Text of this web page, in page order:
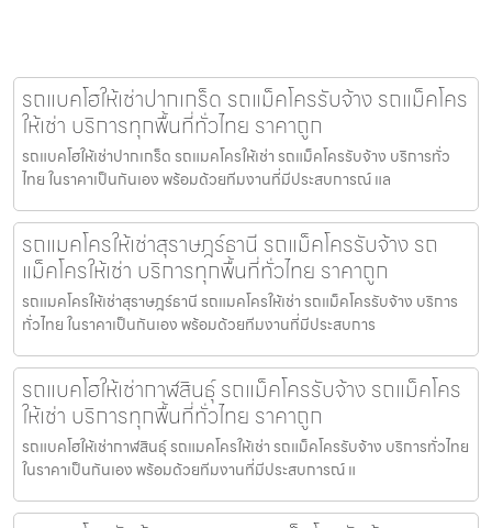
รถแบคโฮให้เช่าปากเกร็ด รถแม็คโครรับจ้าง รถแม็คโคร
ให้เช่า บริการทุกพื้นที่ทั่วไทย ราคาถูก
รถแบคโฮให้เช่าปากเกร็ด รถแมคโครให้เช่า รถแม็คโครรับจ้าง บริการทั่ว
ไทย ในราคาเป็นกันเอง พร้อมด้วยทีมงานที่มีประสบการณ์ แล
รถแมคโครให้เช่าสุราษฎร์ธานี รถแม็คโครรับจ้าง รถ
แม็คโครให้เช่า บริการทุกพื้นที่ทั่วไทย ราคาถูก
รถแมคโครให้เช่าสุราษฎร์ธานี รถแมคโครให้เช่า รถแม็คโครรับจ้าง บริการ
ทั่วไทย ในราคาเป็นกันเอง พร้อมด้วยทีมงานที่มีประสบการ
รถแบคโฮให้เช่ากาฬสินธุ์ รถแม็คโครรับจ้าง รถแม็คโคร
ให้เช่า บริการทุกพื้นที่ทั่วไทย ราคาถูก
รถแบคโฮให้เช่ากาฬสินธุ์ รถแมคโครให้เช่า รถแม็คโครรับจ้าง บริการทั่วไทย
ในราคาเป็นกันเอง พร้อมด้วยทีมงานที่มีประสบการณ์ แ